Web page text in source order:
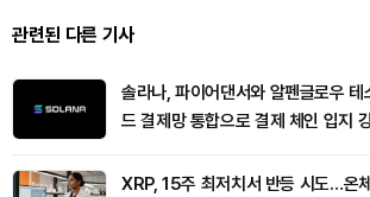
관련된 다른 기사
솔라나, 파이어댄서와 알펜글로우
드 결제망 통합으로 결제 체인 입지
XRP, 15주 최저치서 반등 시도…온